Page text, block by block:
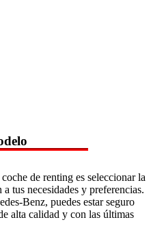
de renting es seleccionar la
tus necesidades y preferencias.
Benz, puedes estar seguro
alta calidad y con las últimas